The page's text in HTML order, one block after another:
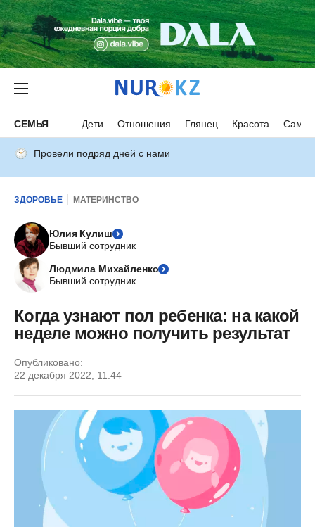
СЕМЬЯ Дети Отношения Глянец Красота
Провели подряд дней с нами
ЗДОРОВЬЕ МАТЕРИНСТВО
Юлия Кулиш
Бывший сотрудник
Людмила Михайленко
Бывший сотрудник
Когда узнают пол ребенка: на какой
неделе можно получить результат
Опубликовано:
22 декабря 2022, 11:44